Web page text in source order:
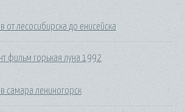
от лесосибирска до енисейска
фильм горькая луна 1992
самара лениногорск